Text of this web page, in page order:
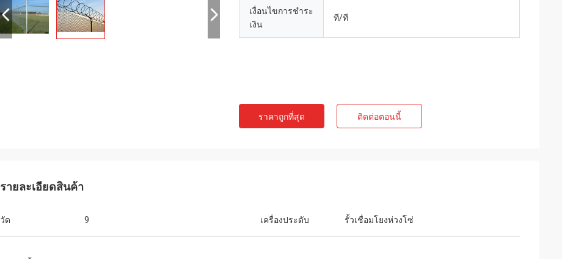
เงื่อนไขการชำระ
เงิน
ที/ที
ราคาถูกที่สุด ติดต่อตอนนี้
รายละเอียดสินค้า
วัด 9 เครื่องประดับ รั้วเชื่อมโยงห่วงโซ่